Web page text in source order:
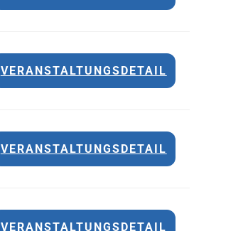
VERANSTALTUNGSDETAIL
VERANSTALTUNGSDETAIL
VERANSTALTUNGSDETAIL